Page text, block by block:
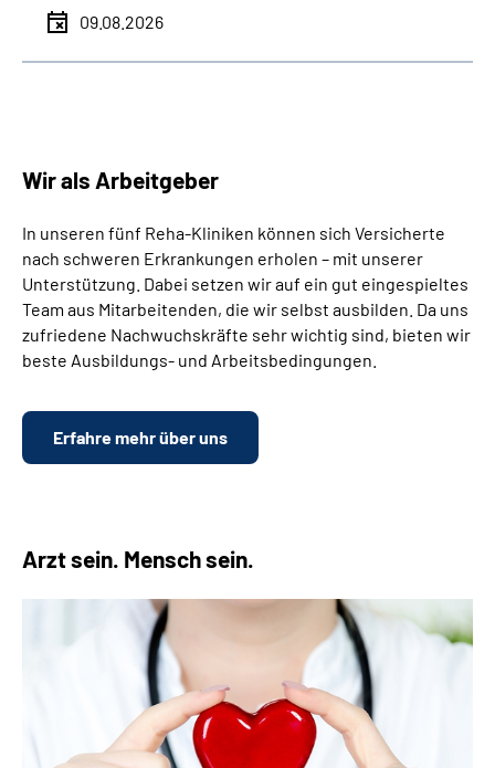
09.08.2026
Wir als Arbeitgeber
In unseren fünf Reha-Kliniken können sich Versicherte
nach schweren Erkrankungen erholen – mit unserer
Unterstützung. Dabei setzen wir auf ein gut eingespieltes
Team aus Mitarbeitenden, die wir selbst ausbilden. Da uns
zufriedene Nachwuchskräfte sehr wichtig sind, bieten wir
beste Ausbildungs- und Arbeitsbedingungen.
Erfahre mehr über uns
Arzt sein. Mensch sein.